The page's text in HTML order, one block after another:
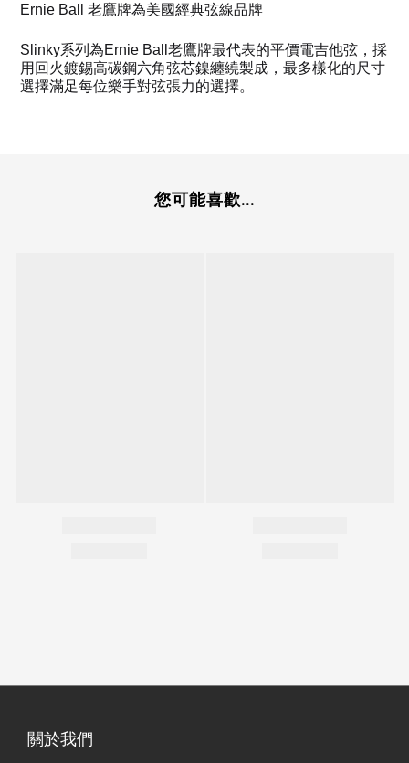
Ernie Ball 老鷹牌為美國經典弦線品牌
Slinky系列為Ernie Ball老鷹牌最代表的平價電吉他弦，採
用回火鍍錫高碳鋼六角弦芯鎳纏繞製成，最多樣化的尺寸
選擇滿足每位樂手對弦張力的選擇。
您可能喜歡...
關於我們